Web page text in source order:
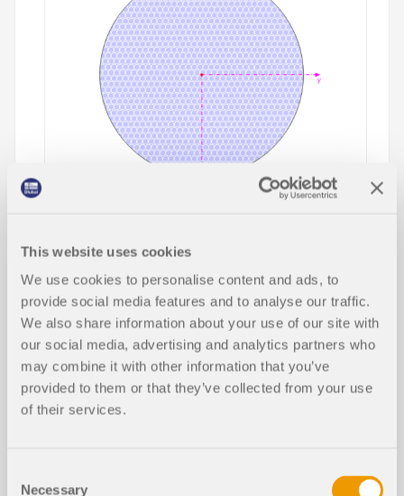
This website uses cookies
We use cookies to personalise content and ads, to
provide social media features and to analyse our traffic.
We also share information about your use of our site with
our social media, advertising and analytics partners who
may combine it with other information that you’ve
provided to them or that they’ve collected from your use
of their services.
Necessary
internes. Cet article donne également des conseils
Lire la suite
Comprendre les directives de stabilit
é de la norme CSA S16:19 et le rôle d